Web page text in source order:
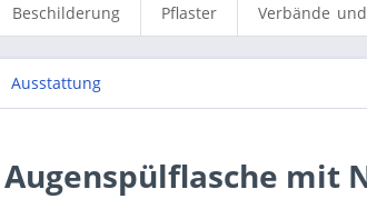
Beschilderung Pflaster Verbände
Ausstattung
Augenspülflasche